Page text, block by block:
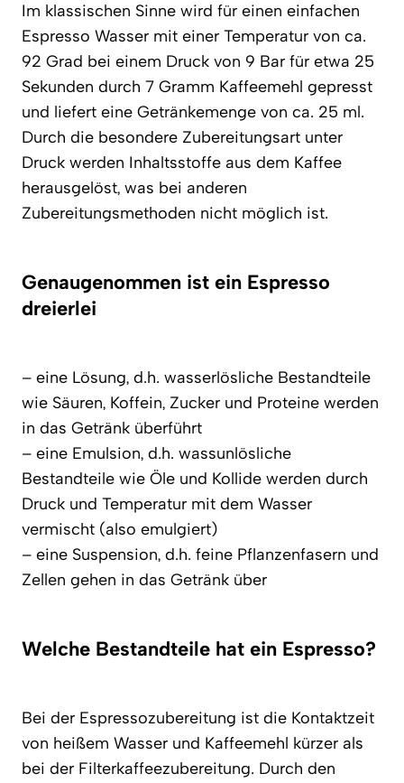
Im klassischen Sinne wird für einen einfachen
Espresso Wasser mit einer Temperatur von ca.
92 Grad bei einem Druck von 9 Bar für etwa 25
Sekunden durch 7 Gramm Kaffeemehl gepresst
und liefert eine Getränkemenge von ca. 25 ml.
Durch die besondere Zubereitungsart unter
Druck werden Inhaltsstoffe aus dem Kaffee
herausgelöst, was bei anderen
Zubereitungsmethoden nicht möglich ist.
Genaugenommen ist ein Espresso
dreierlei
– eine Lösung, d.h. wasserlösliche Bestandteile
wie Säuren, Koffein, Zucker und Proteine werden
in das Getränk überführt
– eine Emulsion, d.h. wassunlösliche
Bestandteile wie Öle und Kollide werden durch
Druck und Temperatur mit dem Wasser
vermischt (also emulgiert)
– eine Suspension, d.h. feine Pflanzenfasern und
Zellen gehen in das Getränk über
Welche Bestandteile hat ein Espresso?
Bei der Espressozubereitung ist die Kontaktzeit
von heißem Wasser und Kaffeemehl kürzer als
bei der Filterkaffeezubereitung. Durch den